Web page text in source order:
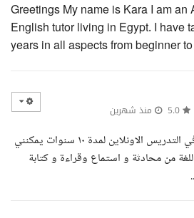
Greetings My name is Kara I am an
English tutor living in Egypt. I have
years in all aspects from beginner
منذ شهرين
انا معلمة لغة إنجليزية خبرة في التدريس الاونلاين لمدة ١٠ سنوات يمكنني
من محادثة و استماع وقراءة و كتابة